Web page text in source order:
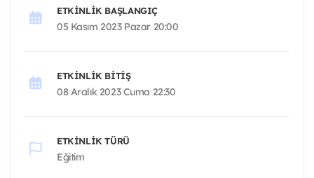
ETKINLIK BAŞLANGIÇ
05 Kasım 2023 Pazar 20:00
ETKINLIK BITIŞ
08 Aralık 2023 Cuma 22:30
ETKINLIK TÜRÜ
Eğitim